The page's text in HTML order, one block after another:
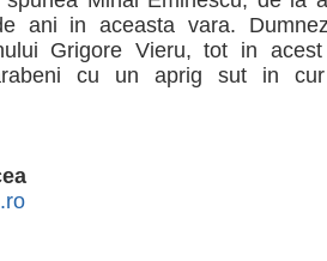
ani in aceasta vara.
Grigore Vieru, tot in
cu un aprig sut in cur